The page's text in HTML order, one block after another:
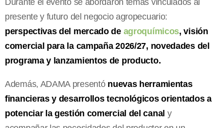
presente y futuro del negocio agropecuario:
perspectivas del mercado de agroquímicos, visión
comercial para la campaña 2026/27, novedades del
programa y lanzamientos de producto.
Además, ADAMA presentó nuevas herramientas
financieras y desarrollos tecnológicos orientados a
potenciar la gestión comercial del canal y